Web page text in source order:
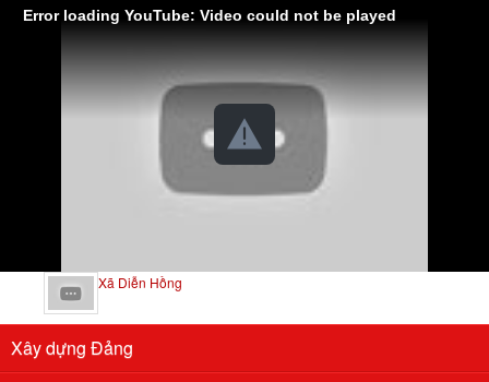
Error loading YouTube: Video could not be played
Xã Diễn Hồng
Xây dựng Đảng